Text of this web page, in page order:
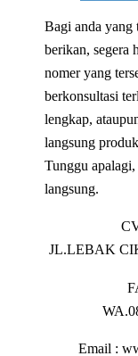
Bagi anda yang
berikan, segera
nomer yang
berkonsultasi
lengkap,
langsung
Tunggu
langsung.
JL.LEBAK
Email :